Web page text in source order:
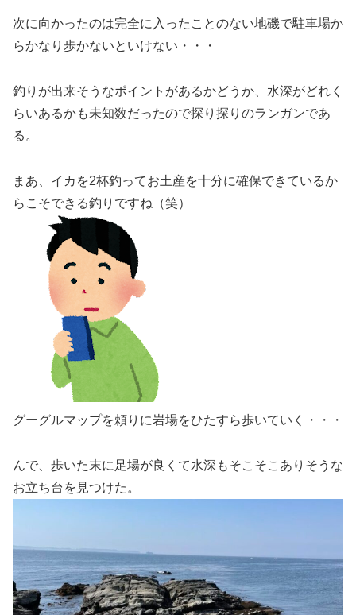
次に向かったのは完全に入ったことのない地磯で駐車場か
らかなり歩かないといけない・・・
釣りが出来そうなポイントがあるかどうか、水深がどれく
らいあるかも未知数だったので探り探りのランガンであ
る。
まあ、イカを2杯釣ってお土産を十分に確保できているか
らこそできる釣りですね（笑）
グーグルマップを頼りに岩場をひたすら歩いていく・・・
んで、歩いた末に足場が良くて水深もそこそこありそうな
お立ち台を見つけた。